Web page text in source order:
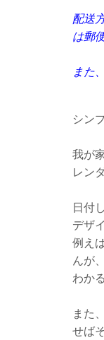
配送
は郵
また
シン
我が
レン
日付
デザ
例え
んが
わか
また
せば